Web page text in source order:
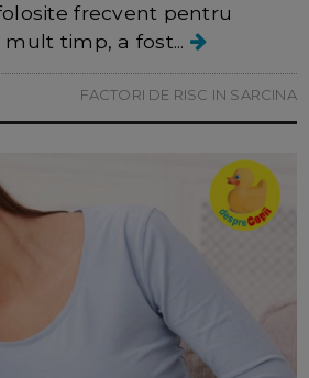
frecvent pentru
mult timp, a fost...
FACTORI DE RISC IN SARCINA